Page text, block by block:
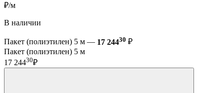
₽/м
В наличии
Пакет (полиэтилен) 5 м — 17 24430 ₽
Пакет (полиэтилен) 5 м
17 24430₽